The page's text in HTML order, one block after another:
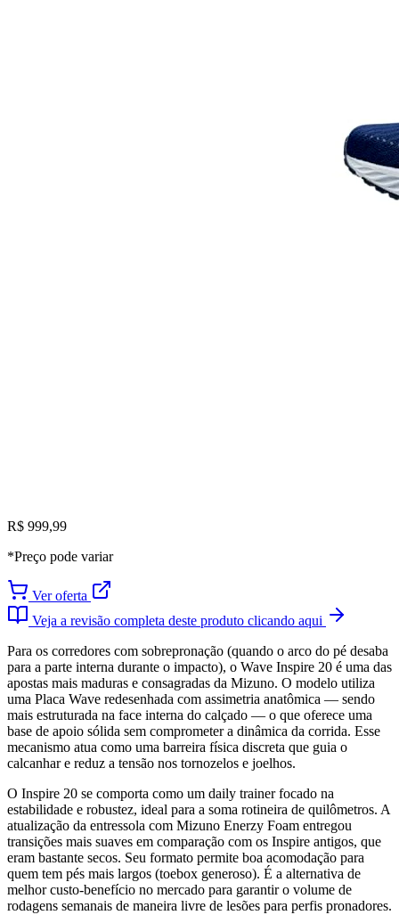
R$ 999,99
*Preço pode variar
Ver oferta
Veja a revisão completa deste produto clicando aqui
Para os corredores com sobrepronação (quando o arco do pé desaba
para a parte interna durante o impacto), o Wave Inspire 20 é uma das
apostas mais maduras e consagradas da Mizuno. O modelo utiliza
uma Placa Wave redesenhada com assimetria anatômica — sendo
mais estruturada na face interna do calçado — o que oferece uma
base de apoio sólida sem comprometer a dinâmica da corrida. Esse
mecanismo atua como uma barreira física discreta que guia o
calcanhar e reduz a tensão nos tornozelos e joelhos.
O Inspire 20 se comporta como um daily trainer focado na
estabilidade e robustez, ideal para a soma rotineira de quilômetros. A
atualização da entressola com Mizuno Enerzy Foam entregou
transições mais suaves em comparação com os Inspire antigos, que
eram bastante secos. Seu formato permite boa acomodação para
quem tem pés mais largos (toebox generoso). É a alternativa de
melhor custo-benefício no mercado para garantir o volume de
rodagens semanais de maneira livre de lesões para perfis pronadores.